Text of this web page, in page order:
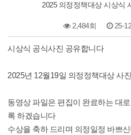
영상
자료실
언론보도
소식들
2025 의정정책대상 시상식
2,484회 25-
본문
시상식 공식사진 공유합니다
2025년 12월19일 의정정책대상 사
동영상 파일은 편집이 완료하는 대
록 하겠습니다
수상을 축하 드리며 의정일정 바쁘